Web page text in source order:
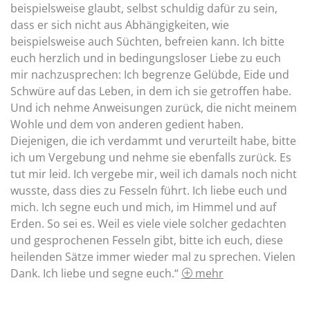
beispielsweise glaubt, selbst schuldig dafür zu sein,
dass er sich nicht aus Abhängigkeiten, wie
beispielsweise auch Süchten, befreien kann. Ich bitte
euch herzlich und in bedingungsloser Liebe zu euch
mir nachzusprechen: Ich begrenze Gelübde, Eide und
Schwüre auf das Leben, in dem ich sie getroffen habe.
Und ich nehme Anweisungen zurück, die nicht meinem
Wohle und dem von anderen gedient haben.
Diejenigen, die ich verdammt und verurteilt habe, bitte
ich um Vergebung und nehme sie ebenfalls zurück. Es
tut mir leid. Ich vergebe mir, weil ich damals noch nicht
wusste, dass dies zu Fesseln führt. Ich liebe euch und
mich. Ich segne euch und mich, im Himmel und auf
Erden. So sei es. Weil es viele viele solcher gedachten
und gesprochenen Fesseln gibt, bitte ich euch, diese
heilenden Sätze immer wieder mal zu sprechen. Vielen
Dank. Ich liebe und segne euch.“
mehr